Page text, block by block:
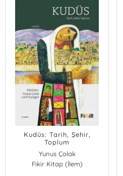
Kudüs: Tarih, Şehir,
Toplum
Yunus Çolak
Latif Karagöz
Fikir Kitap (İlem)